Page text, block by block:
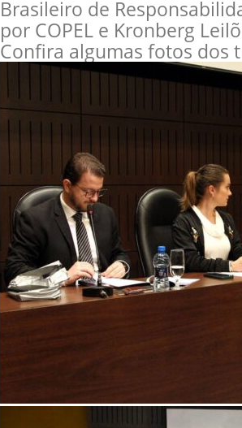
Brasileiro de
por COPEL e Kronberg
Confira algumas fotos dos